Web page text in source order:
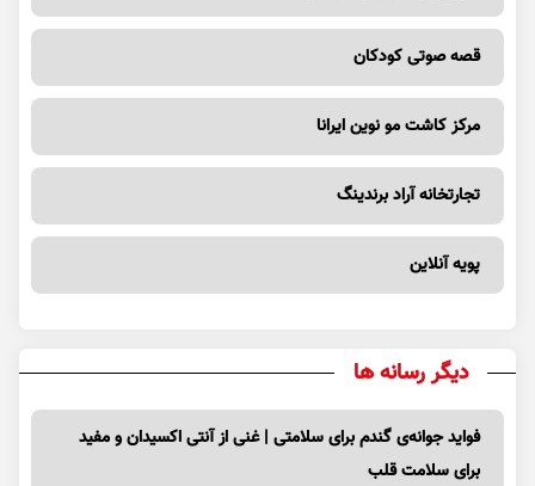
قصه صوتی کودکان
مرکز کاشت مو نوین ایرانا
تجارتخانه آراد برندینگ
پویه آنلاین
دیگر رسانه ها
فواید جوانه‌ی گندم برای سلامتی | غنی از آنتی اکسیدان و مفید
برای سلامت قلب